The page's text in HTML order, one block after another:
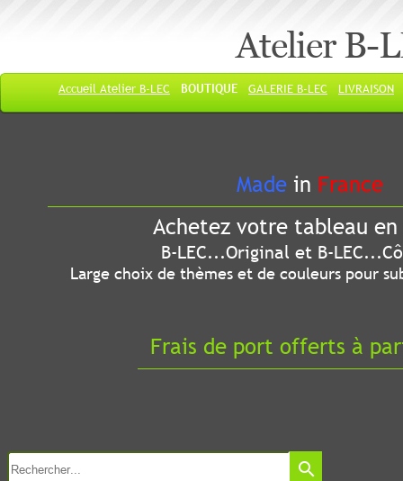
Atelier B-
Accueil Atelier B-LEC BOUTIQUE GALERIE B-LEC LIVRAISON
Made in France
Achetez votre tableau
B-LEC...Original et B-
Large choix de thèmes et de couleurs pour
Frais de port offerts à
search